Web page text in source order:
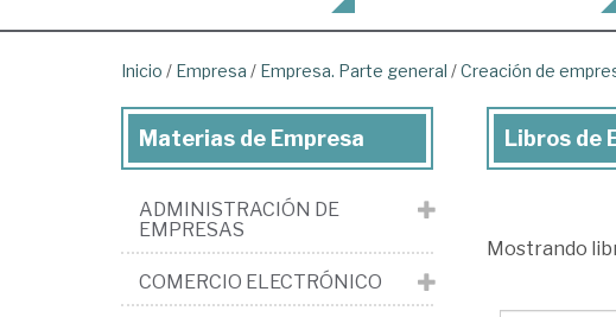
Inicio / Empresa / Empresa. Parte general /Creación de
Libros
>
Libros de
Mostrando
Materias de Empresa
ADMINISTRACIÓN DE
EMPRESAS
COMERCIO ELECTRÓNICO